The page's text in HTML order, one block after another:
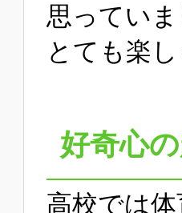
思ってい
とても楽
好奇心
高校では